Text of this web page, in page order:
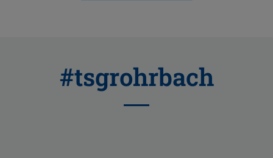
#tsgrohrbach